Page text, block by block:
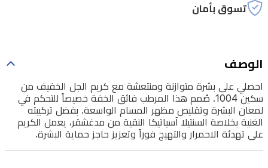
خصيصاً
لمعان
وتقليص
مظهر
المسام
الواسعة.
تسوق بأمان
الوصف
احصلي على بشرة متوازنة ومنتعشة مع كريم الجل الخفيف من
سكين 1004. صُمم هذا المرطب فائق الخفة خصيصاً للتحكم في
لمعان البشرة وتقليص مظهر المسام الواسعة. بفضل تركيبته
الغنية بخلاصة السنتيلا آسياتيكا النقية من مدغشقر، يعمل الكريم
على تهدئة الاحمرار والتهيج فوراً وتعزيز حاجز حماية البشرة.